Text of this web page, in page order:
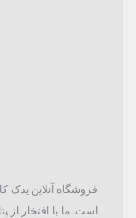
است. ما با افتخار از